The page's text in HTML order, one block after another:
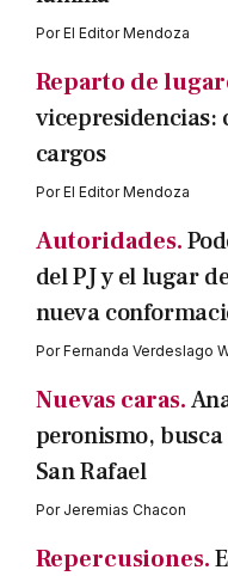
PorEl Editor Mendoza
Reparto de
vicepresidencias:
cargos
PorEl Editor Mendoza
Autoridades.
del PJ y el lugar
nueva
PorFernanda Verdeslago
Nuevas caras.
peronismo,
San Rafael
Por Jeremias Chacon
Repercusiones.